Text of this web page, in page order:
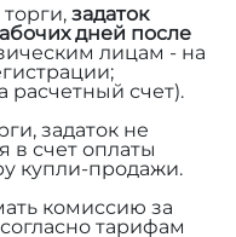
задаток
дней после
лицам - на
счет).
задаток не
в счет оплаты
купли-продажи.
комиссию за
тарифам